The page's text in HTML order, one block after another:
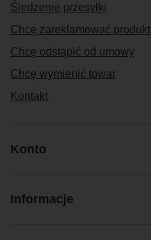
Śledzenie przesyłki
Chcę zareklamować produkt
Chcę odstąpić od umowy
Chcę wymienić towar
Kontakt
Konto
Informacje